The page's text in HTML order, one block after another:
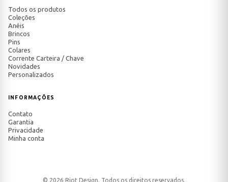
Todos os produtos
Coleções
Anéis
Brincos
Pins
Colares
Corrente Carteira / Chave
Novidades
Personalizados
INFORMAÇÕES
Contato
Garantia
Privacidade
Minha conta
© 2026 Riot Design. Todos os direitos reservados.